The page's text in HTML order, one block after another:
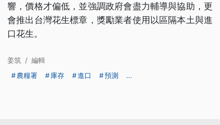
響，價格才偏低，並強調政府會盡力輔導與協助，更
會推出台灣花生標章，獎勵業者使用以區隔本土與進
口花生。
姜筑 / 編輯
農糧署
庫存 進口 預測 ...